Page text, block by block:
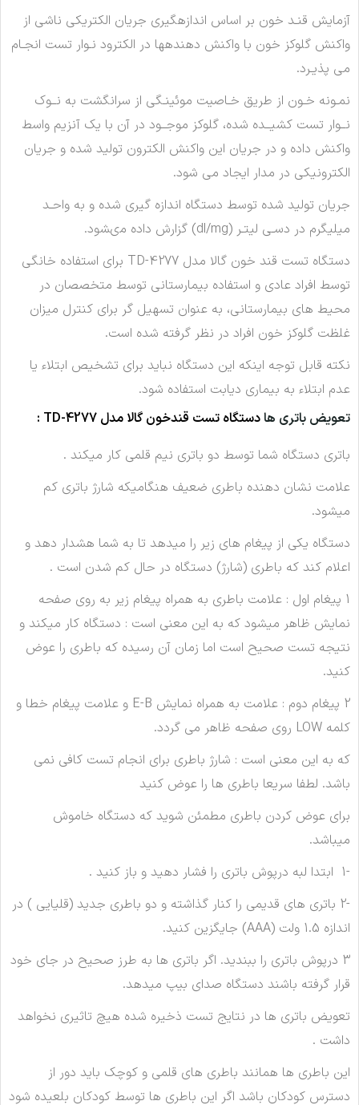
آزمايش قنـد خون بر اساس اندازهگيرى جريان الكتريكى ناشى از
واكنش گلوكز خون با واكنش دهندهها در الكترود نـوار تست انجـام
مى پذيـرد.
نمـونه خـون از طريق خـاصيت موئينـگى از سرانگشت به نــوك
نــوار تست كشيــده شده، گلوكز موجــود در آن با يك آنزيم واسط
واكنش داده و در جريان اين واكنش الكترون توليد شده و جريان
الكترونيكى در مدار ايجاد مى شود.
جريان توليد شده توسط دستگاه اندازه گيرى شده و به واحـد
ميليگرم در دسـى ليتـر (dl/mg) گزارش داده مىشود.
دستگاه تست قند خون گالا مدل TD-4277 براى استفاده خانگى
توسط افراد عادى و استفاده بيمارستانى توسط متخصصان در
محيط هاى بيمارستانى، به عنوان تسهيل گر براى كنترل ميزان
غلظت گلوكز خون افراد در نظر گرفته شده است.
نكته قابل توجه اينكه اين دستگاه نبايد براى تشخيص ابتلاء يا
عدم ابتلاء به بيمارى ديابت استفاده شود.
تعويض باترى هادستگاه تست قندخون گالا مدل TD-4277 :
باتری دستگاه شما توسط دو باتری نیم قلمی کار میکند .
علامت نشان دهنده باطری ضعیف هنگامیکه شارژ باتری کم
میشود.
دستگاه یکی از پیغام های زیر را میدهد تا به شما هشدار دهد و
اعلام کند که باطری (شارژ) دستگاه در حال کم شدن است .
1 پیغام اول : علامت باطری به همراه پیغام زیر به روی صفحه
نمایش ظاهر میشود که به این معنی است : دستگاه کار میکند و
نتیجه تست صحیح است اما زمان آن رسیده که باطری را عوض
کنید.
2 پیغام دوم : علامت به همراه نمایش E-B و علامت پیغام خطا و
کلمه LOW روی صفحه ظاهر می گردد.
که به این معنی است : شارژ باطری برای انجام تست کافی نمی
باشد. لطفا سریعا باطری ها را عوض کنید
برای عوض کردن باطری مطمئن شوید که دستگاه خاموش
میباشد.
-1 ابتدا لبه درپوش باتری را فشار دهید و باز کنید .
-2 باتری های قدیمی را کنار گذاشته و دو باطری جدید (قلیایی ) در
اندازه 1.5 ولت (
AAA) جایگزین کنید.
3 درپوش باتری را ببندید. اگر باتری ها به طرز صحیح در جای خود
قرار گرفته باشند دستگاه صدای بیپ میدهد.
تعويض باتری ها در نتایج تست ذخیره شده هیچ تاثیری نخواهد
داشت .
این باطری ها همانند باطری های قلمی و کوچک باید دور از
دسترس کودکان باشد اگر این باطری ها توسط کودکان بلعیده شود